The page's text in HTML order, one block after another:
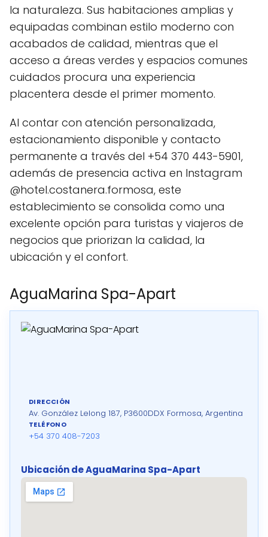
la naturaleza. Sus habitaciones amplias y
equipadas combinan estilo moderno con
acabados de calidad, mientras que el
acceso a áreas verdes y espacios comunes
cuidados procura una experiencia
placentera desde el primer momento.
Al contar con atención personalizada,
estacionamiento disponible y contacto
permanente a través del +54 370 443-5901,
además de presencia activa en Instagram
@hotel.costanera.formosa, este
establecimiento se consolida como una
excelente opción para turistas y viajeros de
negocios que priorizan la calidad, la
ubicación y el confort.
AguaMarina Spa-Apart
DIRECCIÓN
Av. González Lelong 187, P3600DDX Formosa, Argentina
TELÉFONO
+54 370 408-7203
Ubicación de AguaMarina Spa-Apart